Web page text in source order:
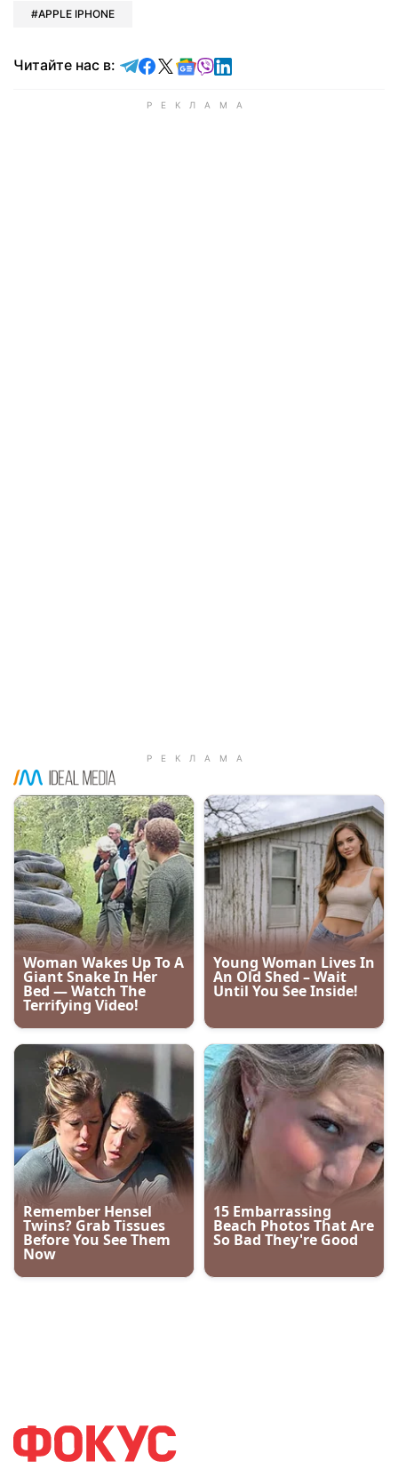
APPLE IPHONE
Читайте нас в: Читайте в Telegram
Читайте в Facebook
Читайте в X
Читайте в Google news
Читайте в Viber
Читайте в LinkedIn